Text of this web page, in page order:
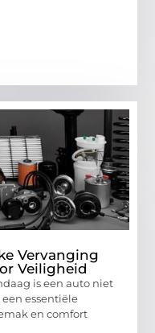
Vervanging
Veiligheid
is een auto niet
essentiële
en comfort